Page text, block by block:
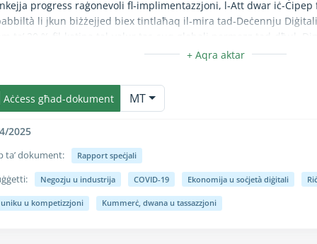
progress raġonevoli fl‑implimentazzjoni, l‑Att dwar iċ-
li jkun biżżejjed biex tintlaħaq il‑mira tad‑Deċennju
ta’ 20 % fil‑katina tal‑valur tas‑suq globali permezz tad-dħul.
żżejjed, fid‑dawl tal‑mandat u riżorsi limitati
li l‑Kummissjoni twettaq verifika urġenti tar‑realtà u
li jmiss.
Aċċess għad-dokument
MT
2025
ta’ dokument: Rapport speċjali
Kollassa/Espandi hija kompletament disponibbli biss
Negozju u industrija COVID-19 Ekonomija u soċjetà diġitali
uniku u kompetizzjoni Kummerċ, dwana u tassazzjoni